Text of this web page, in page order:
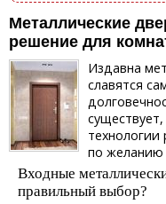
Металлические
решение для
Издавна
славятся
по желанию
Входные
правильный выбор?